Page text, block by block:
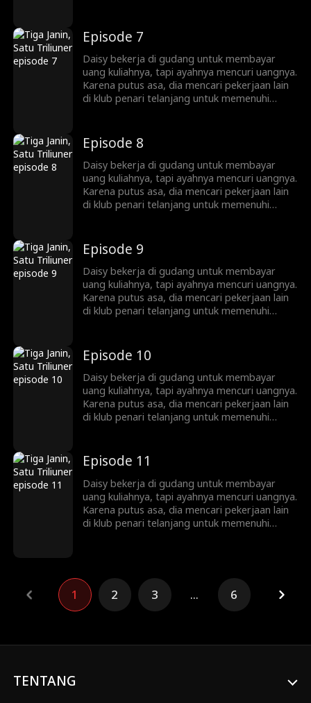
triliuner. Tak lama kemudian, Daisy
mengetahui bahwa dia hamil kembar tiga.
Episode 7
Daisy bekerja di gudang untuk membayar
uang kuliahnya, tapi ayahnya mencuri uangnya.
Karena putus asa, dia mencari pekerjaan lain
di klub penari telanjang untuk memenuhi
triliuner. Tak lama kemudian, Daisy
mengetahui bahwa dia hamil kembar tiga.
Episode 8
Daisy bekerja di gudang untuk membayar
uang kuliahnya, tapi ayahnya mencuri uangnya.
Karena putus asa, dia mencari pekerjaan lain
di klub penari telanjang untuk memenuhi
triliuner. Tak lama kemudian, Daisy
mengetahui bahwa dia hamil kembar tiga.
Episode 9
Daisy bekerja di gudang untuk membayar
uang kuliahnya, tapi ayahnya mencuri uangnya.
Karena putus asa, dia mencari pekerjaan lain
di klub penari telanjang untuk memenuhi
triliuner. Tak lama kemudian, Daisy
mengetahui bahwa dia hamil kembar tiga.
Episode 10
Daisy bekerja di gudang untuk membayar
uang kuliahnya, tapi ayahnya mencuri uangnya.
Karena putus asa, dia mencari pekerjaan lain
di klub penari telanjang untuk memenuhi
triliuner. Tak lama kemudian, Daisy
mengetahui bahwa dia hamil kembar tiga.
Episode 11
Daisy bekerja di gudang untuk membayar
uang kuliahnya, tapi ayahnya mencuri uangnya.
Karena putus asa, dia mencari pekerjaan lain
di klub penari telanjang untuk memenuhi
mengetahui bahwa dia hamil kembar tiga.
1 2 3 ... 6
TENTANG